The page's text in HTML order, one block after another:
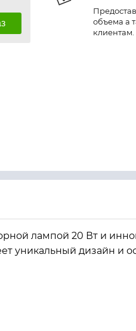
объема а
клиентам.
лампой 20 Вт и
уникальный дизайн и